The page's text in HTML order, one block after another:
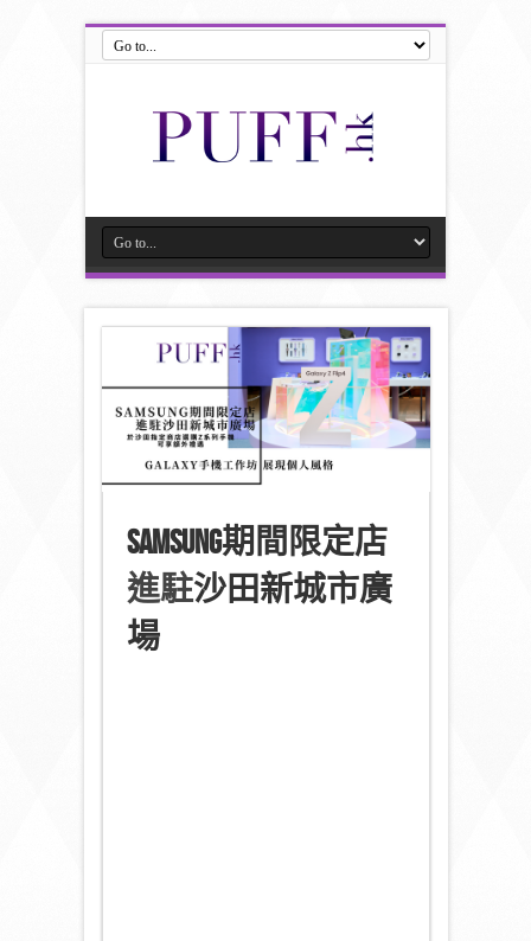
Samsung期間限定店
進駐沙田新城市廣
場